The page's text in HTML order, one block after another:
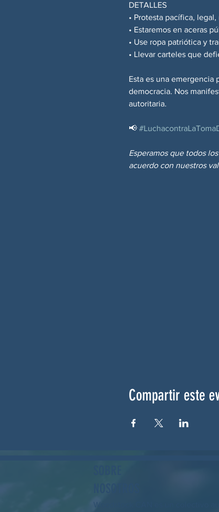
DETALLES
• Protesta pacífica,
• Estaremos en aceras
• Use ropa patriótica y
• Llevar carteles que
Esta es una
democracia. Nos
autoritaria.
📢
Esperamos que todos
acuerdo con nuestros
Compartir este